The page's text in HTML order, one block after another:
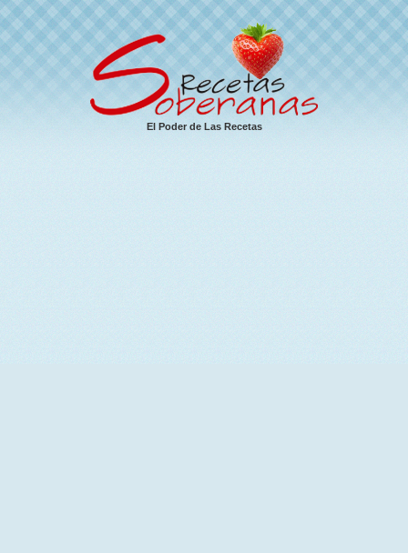
El Poder de Las Recetas